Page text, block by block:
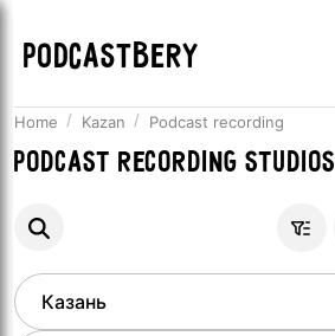
PODCASTBERY
Home Kazan Podcast recording
Podcast recording studios